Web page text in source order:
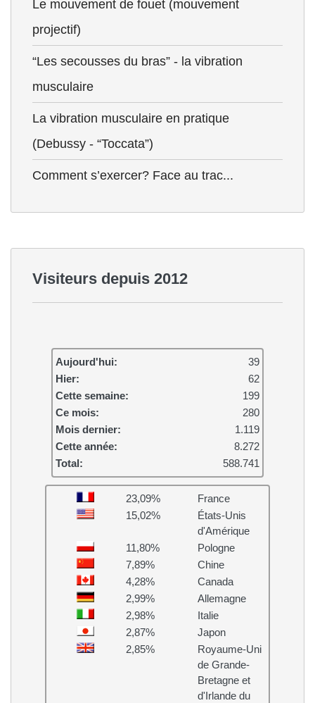
Le mouvement de fouet (mouvement
projectif)
“Les secousses du bras” - la vibration
musculaire
La vibration musculaire en pratique
(Debussy - “Toccata”)
Comment s’exercer? Face au trac...
Visiteurs depuis 2012
Aujourd'hui:
39
Hier:
62
Cette semaine:
199
Ce mois:
280
Mois dernier:
1.119
Cette année:
8.272
Total:
588.741
23,09%
France
15,02%
États-Unis
d'Amérique
11,80%
Pologne
7,89%
Chine
4,28%
Canada
2,99%
Allemagne
2,98%
Italie
2,87%
Japon
2,85%
Royaume-Uni
de Grande-
Bretagne et
d'Irlande du